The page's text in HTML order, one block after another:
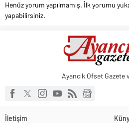
Henüz yorum yapılmamış. İlk yorumu
yapabilirsiniz.
Ayancık Ofset Gazete
İletişim